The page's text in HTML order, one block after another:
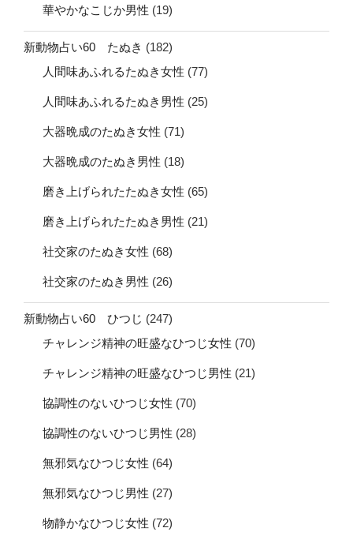
華やかなこじか男性 (19)
新動物占い60 たぬき (182)
人間味あふれるたぬき女性 (77)
人間味あふれるたぬき男性 (25)
大器晩成のたぬき女性 (71)
大器晩成のたぬき男性 (18)
磨き上げられたたぬき女性 (65)
磨き上げられたたぬき男性 (21)
社交家のたぬき女性 (68)
社交家のたぬき男性 (26)
新動物占い60 ひつじ (247)
チャレンジ精神の旺盛なひつじ女性 (70)
チャレンジ精神の旺盛なひつじ男性 (21)
協調性のないひつじ女性 (70)
協調性のないひつじ男性 (28)
無邪気なひつじ女性 (64)
無邪気なひつじ男性 (27)
物静かなひつじ女性 (72)